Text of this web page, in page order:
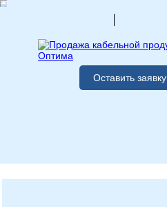
Оставить заявку